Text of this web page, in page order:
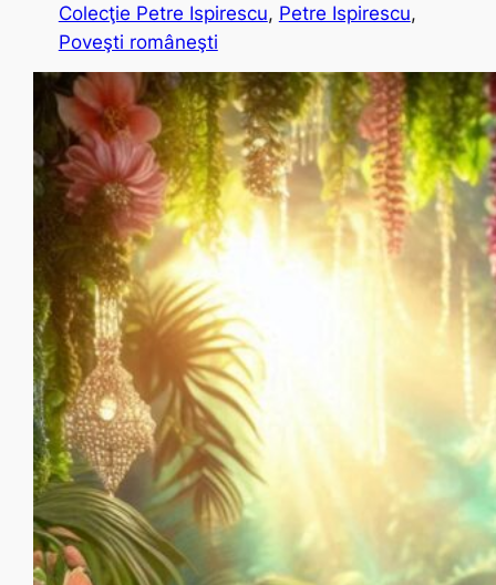
Colecţie Petre Ispirescu, Petre Ispirescu
Poveşti româneşti